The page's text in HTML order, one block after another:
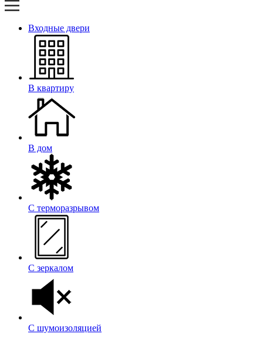
Входные двери
В квартиру
В дом
С терморазрывом
С зеркалом
С шумоизоляцией